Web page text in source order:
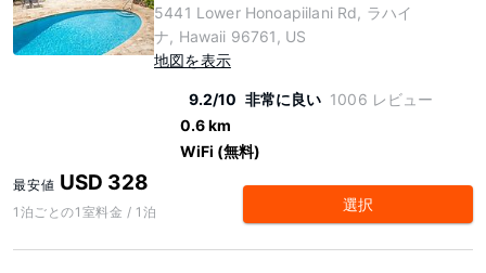
5441 Lower Honoapiilani Rd, ラハイ
ナ, Hawaii 96761, US
地図を表示
9.2/10 非常に良い 1006 レビュー
0.6 km
WiFi (無料)
最安値 USD 328
1泊ごとの1室料金 / 1泊 選択